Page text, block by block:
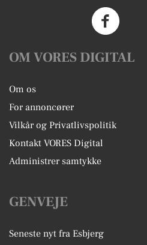
OM VORES DIGITAL
Om os
For annoncører
Vilkår og Privatlivspolitik
Kontakt VORES Digital
Administrer samtykke
GENVEJE
Seneste nyt fra Esbjerg